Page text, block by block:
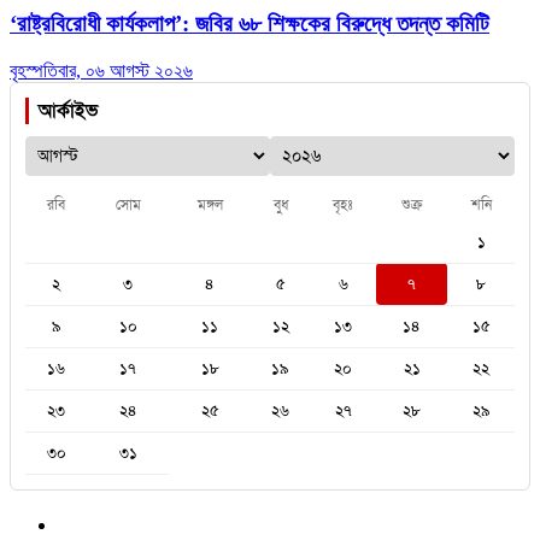
‘রাষ্ট্রবিরোধী কার্যকলাপ’: জবির ৬৮ শিক্ষকের বিরুদ্ধে তদন্ত কমিটি
বৃহস্পতিবার, ০৬ আগস্ট ২০২৬
আর্কাইভ
রবি সোম মঙ্গল বুধ বৃহঃ শুক্র শনি
১
২
৩ ৪ ৫ ৬ ৭
৮
৯
১০ ১১ ১২ ১৩ ১৪
১৫
১৬
১৭ ১৮ ১৯ ২০ ২১
২২
২৩
২৪ ২৫ ২৬ ২৭ ২৮
২৯
৩০
৩১